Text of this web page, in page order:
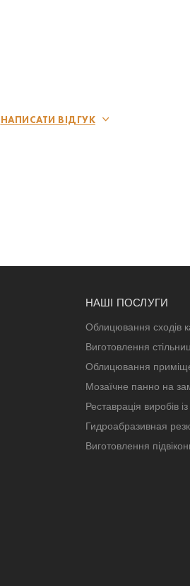
НАПИСАТИ ВІДГУК
НАШІ ПОСЛУГИ
Облицювання сходів
Виготовлення
Облицювання
Мозаїчне панно на
Реставрація виробів
Гидроабразивная
Виготовлення